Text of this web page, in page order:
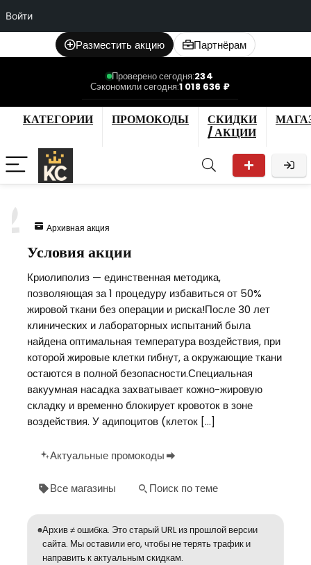
Войти
Разместить акцию Партнёрам
Проверено сегодня:234
Сэкономили сегодня:1 018 636 ₽
КАТЕГОРИИ ПРОМОКОДЫ
СКИДКИ
/ АКЦИИ
Архивная акция
Условия акции
Криолиполиз — единственная методика,
позволяющая за 1 процедуру избавиться от 50%
жировой ткани без операции и риска!После 30 лет
клинических и лабораторных испытаний была
найдена оптимальная температура воздействия, при
которой жировые клетки гибнут, а окружающие ткани
остаются в полной безопасности.Специальная
вакуумная насадка захватывает кожно-жировую
складку и временно блокирует кровоток в зоне
воздействия. У адипоцитов (клеток […]
Актуальные промокоды
Все магазины Поиск по теме
Архив ≠ ошибка. Это старый URL из прошлой версии
сайта. Мы оставили его, чтобы не терять трафик и
направить к актуальным скидкам.